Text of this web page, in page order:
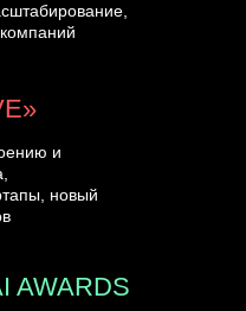
AWARDS
и
новый